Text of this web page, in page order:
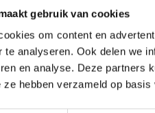
gebruik van cookies
om content en
te analyseren. Ook delen we
en analyse. Deze partners
ze hebben verzameld op
0